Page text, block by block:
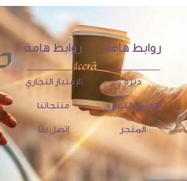
روابط هامة
ديرة
الإمتياز التجاري
المتجر
روابط هامة
الإمتياز التجاري
منتجاتنا
إتصل بنا